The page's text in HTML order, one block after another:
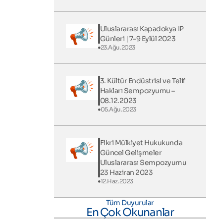
Uluslararası Kapadokya IP
Günleri​ | 7-9 Eylül 2023
23.Ağu.2023
3. Kültür Endüstrisi ve Telif
Hakları Sempozyumu –
08.12.2023
05.Ağu.2023
Fikri Mülkiyet Hukukunda
Güncel Gelişmeler
Uluslararası Sempozyumu
23 Haziran 2023
12.Haz.2023
Tüm Duyurular
En Çok Okunanlar